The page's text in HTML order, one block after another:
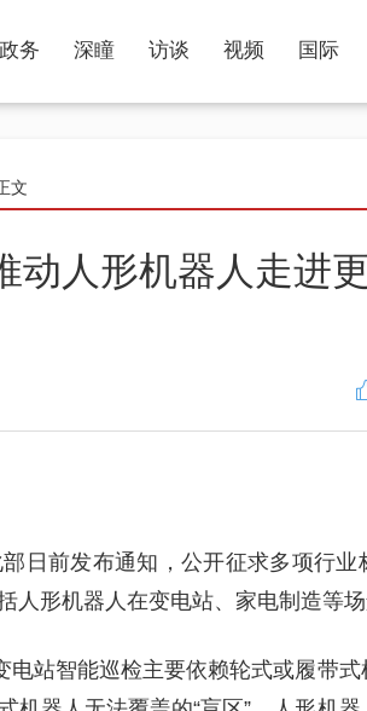
政务 深瞳 访谈 视频 国际
文
动人形机器人走进
日前发布通知，公开征求多项行业
人形机器人在变电站、家电制造等场
电站智能巡检主要依赖轮式或履带